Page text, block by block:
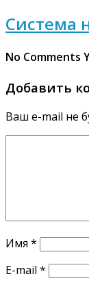
Система
No Comments
Добавить
Ваш e-mail не
Имя *
E-mail *